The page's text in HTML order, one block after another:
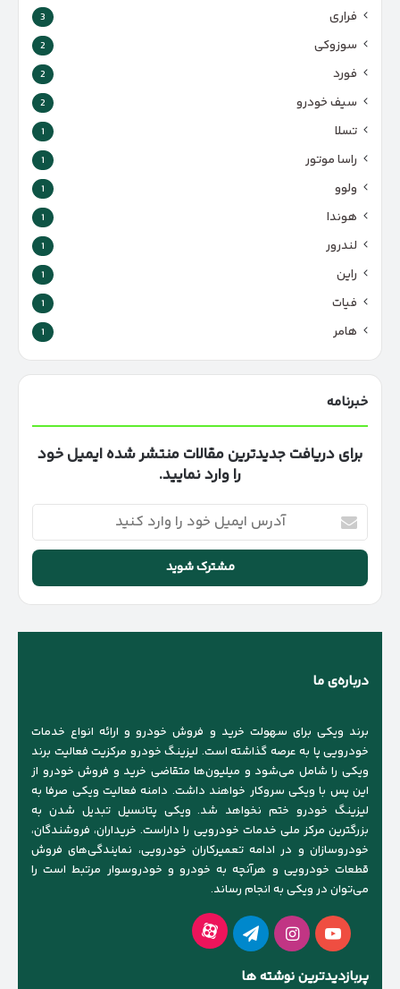
فراری 3
سوزوکی 2
فورد 2
سیف خودرو 2
تسلا 1
راسا موتور 1
ولوو 1
هوندا 1
لندرور 1
راین 1
فیات 1
هامر 1
خبرنامه
برای دریافت جدیدترین مقالات منتشر شده ایمیل خود
را وارد نمایید.
آدرس
ایمیل
خود
وارد
کنید
درباره‌ی ما
برند ویکی برای سهولت خرید و فروش خودرو و ارائه انواع خدمات
خودرویی پا به عرصه گذاشته است. لیزینگ خودرو مرکزیت فعالیت برند
ویکی را شامل می‌شود و میلیون‌ها متقاضی خرید و فروش خودرو از
این پس با ویکی سروکار خواهند داشت. دامنه فعالیت ویکی صرفا به
لیزینگ خودرو ختم نخواهد شد. ویکی پتانسیل تبدیل شدن به
بزرگترین مرکز ملی خدمات خودرویی را داراست. خریداران، فروشندگان،
خودروسازان و در ادامه تعمیرکاران خودرویی، نمایندگی‌های فروش
قطعات خودرویی و هرآنچه به خودرو و خودروسوار مرتبط است را
می‌توان در ویکی به انجام رساند.
یوتیوباینستاگرام
تلگرام آپارات
پربازدیدترین نوشته ها